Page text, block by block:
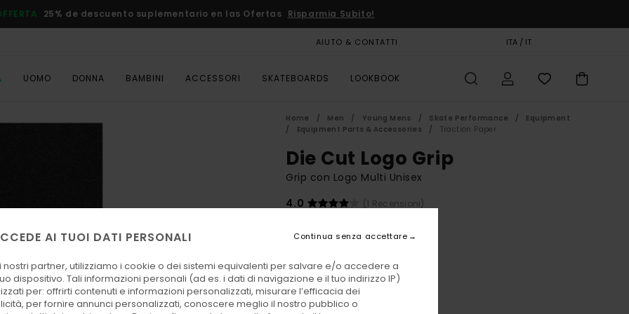
25% de descuento suplementario en las Ofertas Risparmia Subito!
AIUTO & CONTATTI ITA / IT
UOMO DONNA BAMBINI ACCESSORI SKATEBOARDS LOOKBOOK
Home Men Young Mens Skate Performance
Equipment
Equipment Parts & Accessories
Traction Paper
Die Cut Logo Grip
Grip con Logo Multi Unisex
4.0
(1 Recensioni)
ColoriAssorted
AI TUOI DATI PERSONALI
partner, utilizziamo i cookie o dei sistemi equivalenti per salvare e/o accedere a
dispositivo. Tali informazioni personali (ad es. i dati di navigazione e il tuo indirizzo IP)
per: offrirti contenuti e informazioni personalizzati, misurare l’efficacia dei
per fornire annunci personalizzati, conoscere meglio il nostro pubblico o
Continua senza accettare